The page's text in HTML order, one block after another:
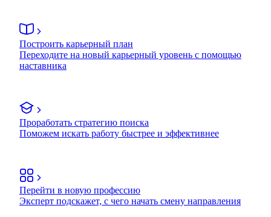
Построить карьерный план
Переходите на новый карьерный уровень с помощью
наставника
Проработать стратегию поиска
Поможем искать работу быстрее и эффективнее
Перейти в новую профессию
Эксперт подскажет, с чего начать смену направления